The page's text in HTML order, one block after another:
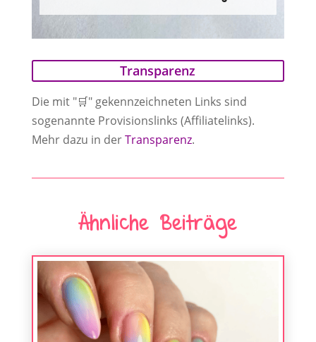
Transparenz
Die mit "🛒" gekennzeichneten Links sind
sogenannte Provisionslinks (Affiliatelinks).
Mehr dazu in derTransparenz.
Ähnliche Beiträge